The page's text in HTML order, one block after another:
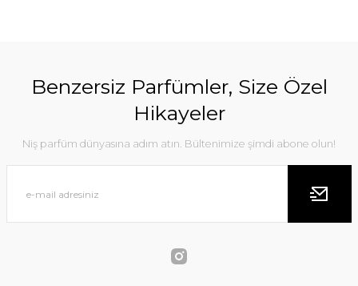
Benzersiz Parfümler, Size Özel
Hikayeler
Niş parfüm dünyasına adım atın. Bültenimize şimdi abone olun!